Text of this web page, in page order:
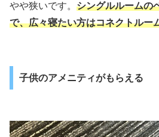
やや狭いです。 シングルルームの
で、広々寝たい方はコネクトルー
子供のアメニティがもらえる